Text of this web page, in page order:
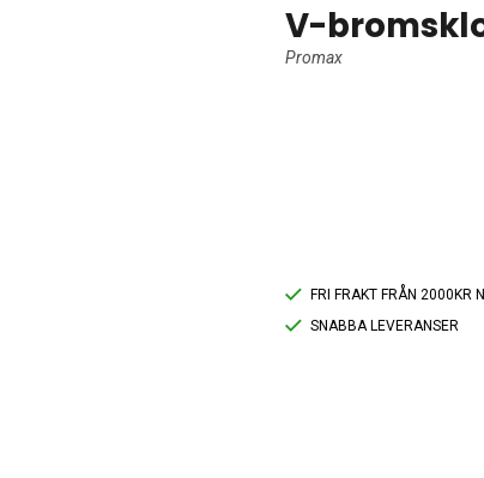
V-
Promax
FRI FRAKT FRÅN 2000KR
SNABBA LEVERANSER